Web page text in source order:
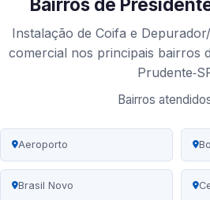
Bairros de
Instalação de Coifa e
comercial nos principais bairros
Bairros
Aeroporto
Brasil Novo